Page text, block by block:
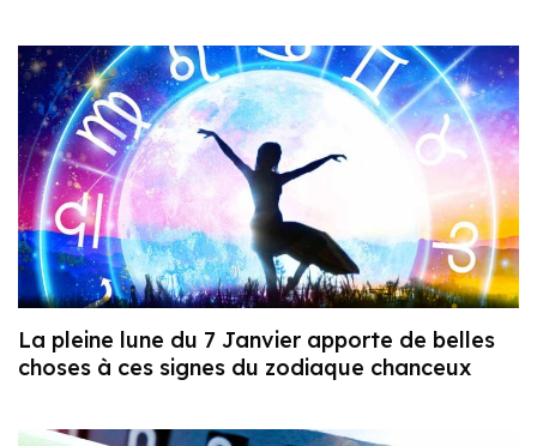
La pleine lune du 7 Janvier apporte de belles
choses à ces signes du zodiaque chanceux